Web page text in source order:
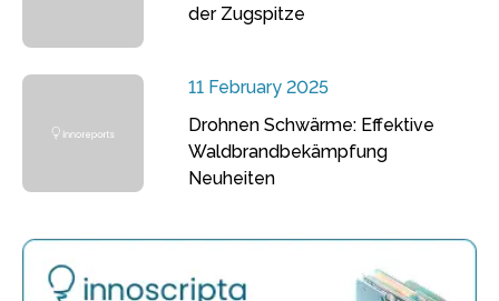
der Zugspitze
11 February 2025
Drohnen Schwärme: Effektive
Waldbrandbekämpfung
Neuheiten